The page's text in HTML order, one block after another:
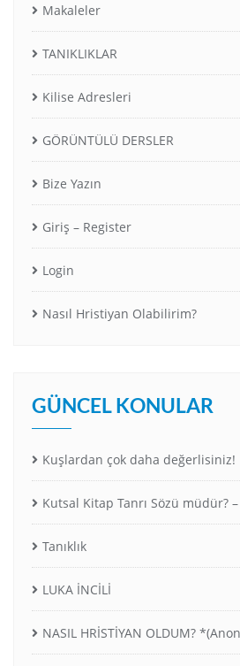
Makaleler
TANIKLIKLAR
Kilise Adresleri
GÖRÜNTÜLÜ DERSLER
Bize Yazın
Giriş – Register
Login
Nasıl Hristiyan Olabilirim?
GÜNCEL KONULAR
Kuşlardan çok daha değerlisiniz!
Kutsal Kitap Tanrı Sözü müdür?
Tanıklık
LUKA İNCİLİ
NASIL HRİSTİYAN OLDUM?